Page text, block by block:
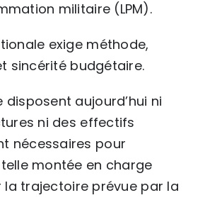
militaire (LPM).
exige méthode,
sincérité budgétaire.
disposent aujourd’hui ni
ni des effectifs
nécessaires pour
montée en charge
la trajectoire prévue par la